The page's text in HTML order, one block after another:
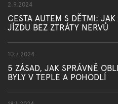
2.9.2024
CESTA AUTEM S DĚTMI:
JÍZDU BEZ ZTRÁTY NERVŮ
10.7.2024
5 ZÁSAD, JAK SPRÁVNĚ
BYLY V TEPLE A POHODLÍ